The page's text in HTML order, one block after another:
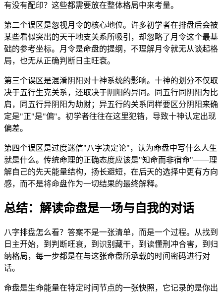
有没有配印？这些都需要放在整体格局中来考量。
第二个误区是忽视月令的核心地位。许多初学者在排盘后会被
某些看似突出的天干地支关系所吸引，却忽略了月令这个最基
础的参考坐标。月令是命盘的提纲，不理解月令就无从谈起格
局，也无从正确判断日主旺衰。
第三个误区是混淆阴阳对十神系统的影响。十神的划分不仅取
决于五行生克关系，还取决于阴阳的异同。同五行同阴阳为比
肩，同五行异阴阳为劫财；异五行的关系同样要区分阴阳来确
定是"正"是"偏"。初学者往往在这里犯错，导致十神认定出现
偏差。
第四个误区是过度迷信"八字决定论"，认为命盘中写什么人生
就是什么。传统命理的正确态度应该是"知命而非宿命"——理
解自己的先天能量结构，扬长避短，在后天的选择中更有方向
感，而不是将命盘作为一切结果的最终解释。
总结：解读命盘是一场与自我的对话
八字排盘怎么看？答案不是一张清单，而是一个过程。从找到
日主开始，到判断旺衰，到识别藏干，到读懂刑冲合害，到归
纳格局，每一步都是在与这张命盘所承载的时间密码进行对
话。
命盘是生命能量在特定时间节点的一张快照，它记录的是你出